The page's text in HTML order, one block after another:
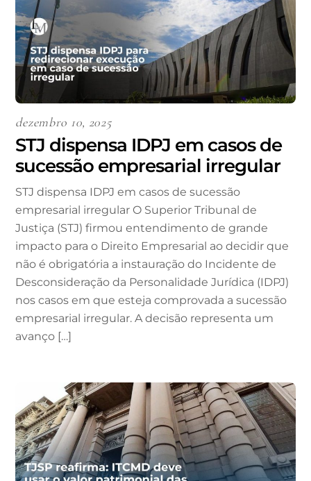
dezembro 10, 2025
STJ dispensa IDPJ em casos de
sucessão empresarial irregular
STJ dispensa IDPJ em casos de sucessão
empresarial irregular O Superior Tribunal de
Justiça (STJ) firmou entendimento de grande
impacto para o Direito Empresarial ao decidir que
não é obrigatória a instauração do Incidente de
Desconsideração da Personalidade Jurídica (IDPJ)
nos casos em que esteja comprovada a sucessão
empresarial irregular. A decisão representa um
avanço […]